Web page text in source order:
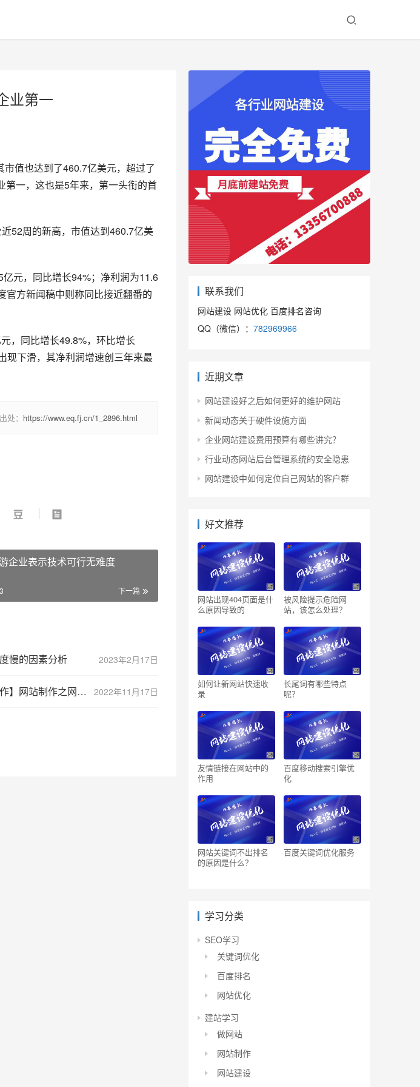
业第一
值也达到了460.7亿美元，超过了
第一，这也是5年来，第一头衔的首
52周的新高，市值达到460.7亿美
元，同比增长94%；净利润为11.6
官方新闻稿中则称同比接近翻番的
，同比增长49.8%，环比增长
现下滑，其净利润增速创三年来最
处： https://www.eq.fj.cn/1_2896.html
企业表示技术可行无难度
下一篇
2023年2月17日
慢的因素分析
2022年11月17日
【沙坡头网站制作】网站制作之网站规划方法介绍！
联系我们
网站建设 网站优化 百度排名咨询
QQ（微信）： 782969966
近期文章
网站建设好之后如何更好的维护网站
新闻动态关于硬件设施方面
企业网站建设费用预算有哪些讲究？
行业动态网站后台管理系统的安全隐患
网站建设中如何定位自己网站的客户群
好文推荐
网站出现404页面是什
么原因导致的
被风险提示危险网
站，该怎么处理？
如何让新网站快速收
录
长尾词有哪些特点
呢？
友情链接在网站中的
作用
百度移动搜索引擎优
化
网站关键词不出排名
的原因是什么？
百度关键词优化服务
学习分类
SEO学习
关键词优化
百度排名
网站优化
建站学习
做网站
网站制作
网站建设